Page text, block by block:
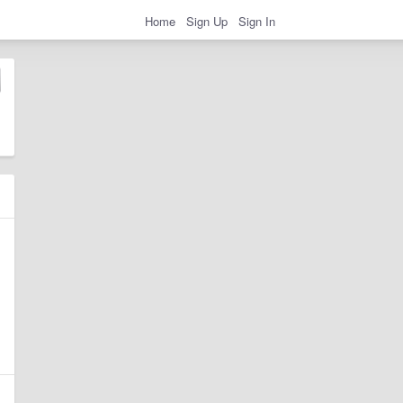
Home Sign Up Sign In